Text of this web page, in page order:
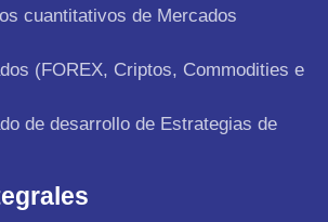
cuantitativos de Mercados
(FOREX, Criptos, Commodities e
de desarrollo de Estrategias de